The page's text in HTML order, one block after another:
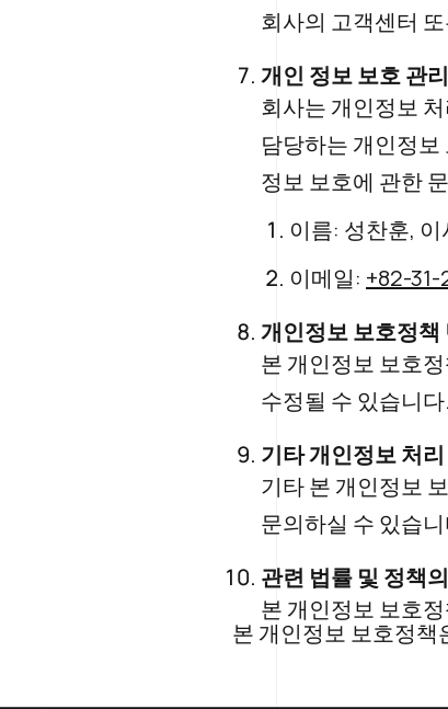
회사의 고객센터
개인 정보 보호 관
회사는 개인정보
담당하는 개인정
정보 보호에 관한
이름: 성찬훈, 이
이메일: +82-
개인정보 보호정책
본 개인정보 보호
수정될 수 있습니
기타 개인정보 처
기타 본 개인정보
문의하실 수 있습
관련 법률 및 정책
본 개인정보 보호
본 개인정보 보호정책